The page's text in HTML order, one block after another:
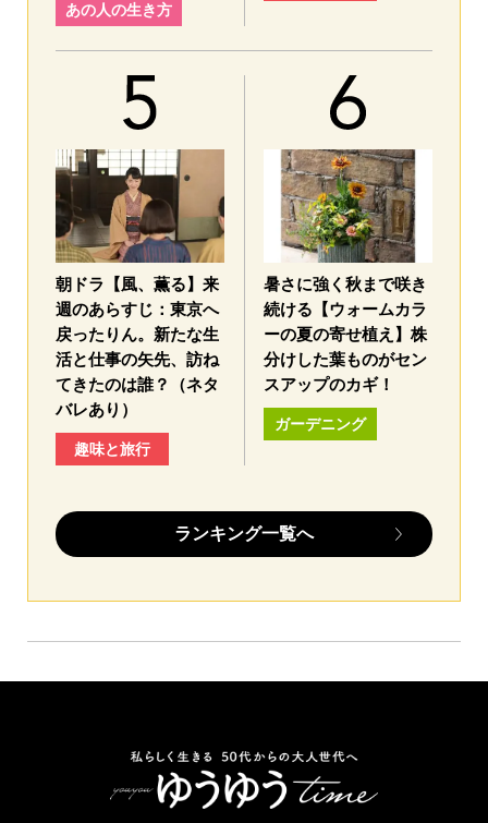
あの人の生き方
朝ドラ【風、薫る】来
週のあらすじ：東京へ
戻ったりん。新たな生
活と仕事の矢先、訪ね
てきたのは誰？（ネタ
バレあり）
趣味と旅行
暑さに強く秋まで咲き
続ける【ウォームカラ
ーの夏の寄せ植え】株
分けした葉ものがセン
スアップのカギ！
ガーデニング
ランキング一覧へ